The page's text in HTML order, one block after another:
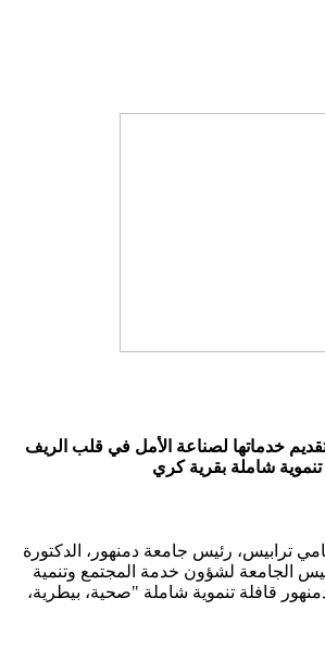
خدماتها لصناعة الأمل في قلب الريف
شاملة بقرية كري
ترابيس، رئيس جامعة دمنهور، الدكتورة
الجامعة لشؤون خدمة المجتمع وتنمية
قافلة تنموية شاملة "صحية، بيطرية،